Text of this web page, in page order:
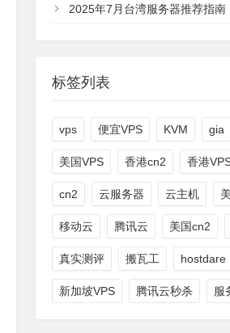
2025年7月台湾服务器推荐指南：资深运维工
标签列表
vps 便宜VPS KVM gia
美国VPS 香港cn2 香港
cn2 云服务器 云主机
移动云 腾讯云 美国cn2
真实测评 搬瓦工 hostdare
新加坡VPS 腾讯云秒杀 服